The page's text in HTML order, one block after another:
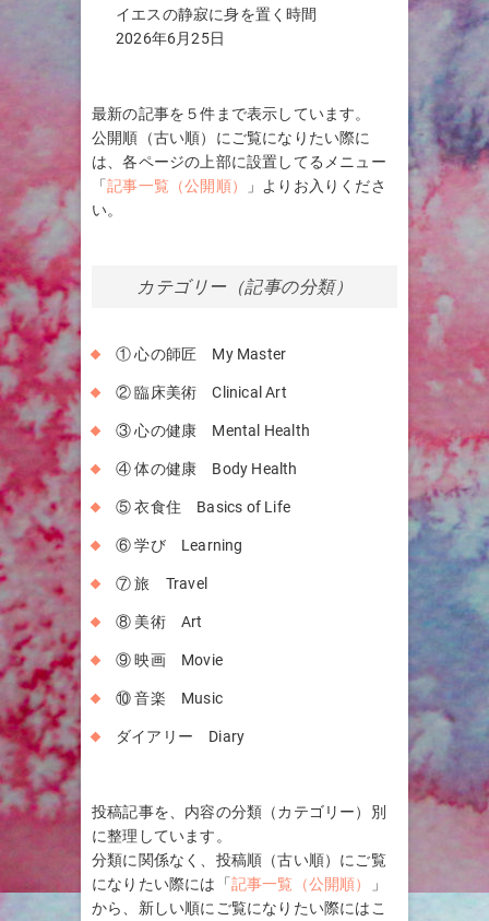
イエスの静寂に身を置く時間
2026年6月25日
最新の記事を５件まで表示しています。
公開順（古い順）にご覧になりたい際に
は、各ページの上部に設置してるメニュー
「記事一覧（公開順）
」よりお入りくださ
い。
カテゴリー（記事の分類）
① 心の師匠 My Master
② 臨床美術 Clinical Art
③ 心の健康 Mental Health
④ 体の健康 Body Health
⑤ 衣食住 Basics of Life
⑥ 学び Learning
⑦ 旅 Travel
⑧ 美術 Art
⑨ 映画 Movie
⑩ 音楽 Music
ダイアリー Diary
投稿記事を、内容の分類（カテゴリー）別
に整理しています。
分類に関係なく、投稿順（古い順）にご覧
になりたい際には「記事一覧（公開順）
」
から、新しい順にご覧になりたい際にはこ